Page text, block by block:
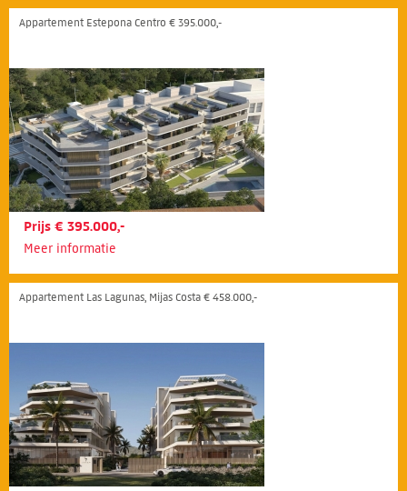
Appartement Estepona Centro € 395.000,-
Prijs € 395.000,-
Meer informatie
Appartement Las Lagunas, Mijas Costa € 458.000,-